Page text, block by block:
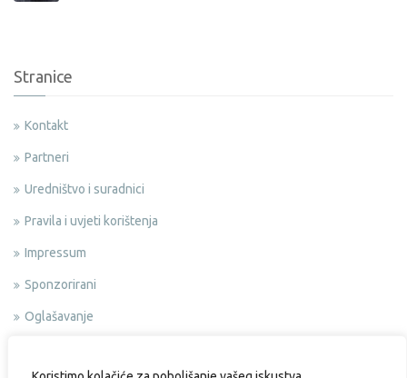
Stranice
Kontakt
Partneri
Uredništvo i suradnici
Pravila i uvjeti korištenja
Impressum
Sponzorirani
Oglašavanje